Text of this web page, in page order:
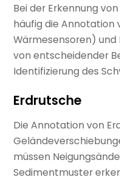
Bei der Erkennung
häufig die Annotation
Wärmesensoren) und
von entscheidender
Identifizierung des
Erdrutsche
Die Annotation von
müssen
Sedimentmuster